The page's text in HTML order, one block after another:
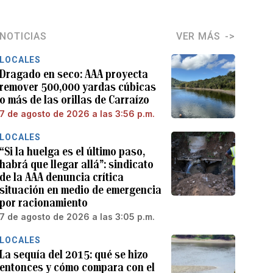
NOTICIAS VER MÁS
LOCALES
Dragado en seco: AAA proyecta
remover 500,000 yardas cúbicas
o más de las orillas de Carraízo
7 de agosto de 2026 a las 3:56 p.m.
LOCALES
“Si la huelga es el último paso,
habrá que llegar allá”: sindicato
de la AAA denuncia crítica
situación en medio de emergencia
por racionamiento
7 de agosto de 2026 a las 3:05 p.m.
LOCALES
La sequía del 2015: qué se hizo
entonces y cómo compara con el